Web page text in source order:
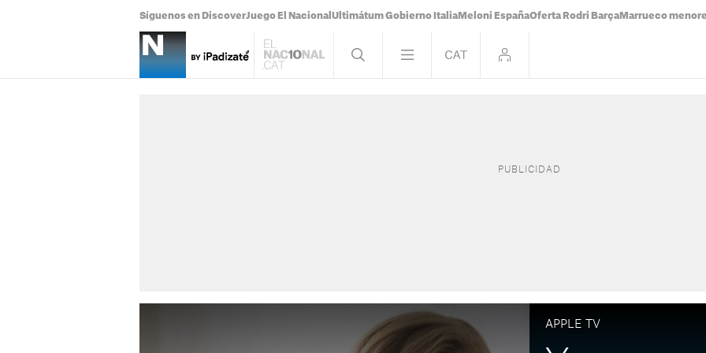
Síguenos en DiscoverJuego El Nacional Ultimátum Gobierno Italia Meloni EspañaOferta Rodri Barça Marrueco
APPLE TV